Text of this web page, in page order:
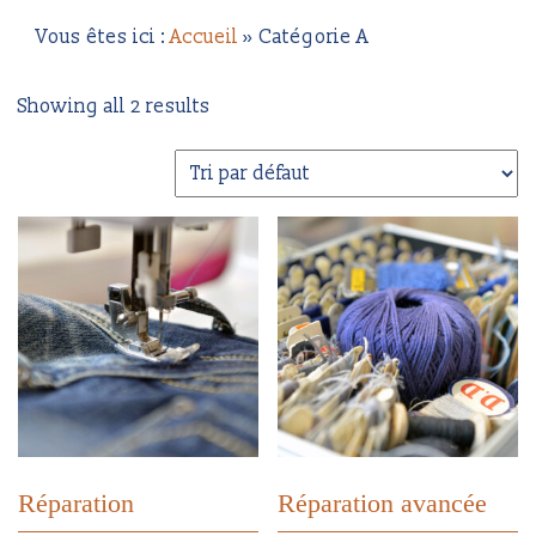
Vous êtes ici :Accueil » Catégorie A
Showing all 2 results
Réparation Réparation avancée